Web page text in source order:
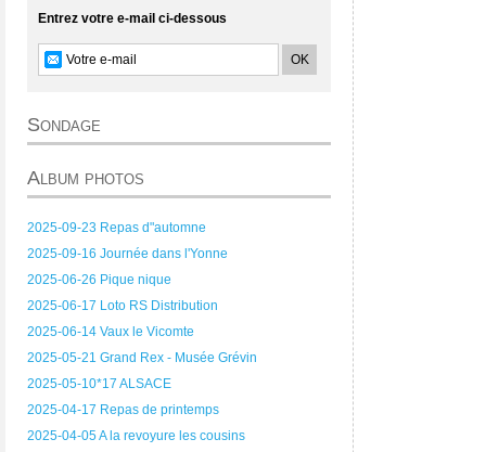
Entrez votre e-mail ci-dessous
Sondage
Album photos
2025-09-23 Repas d"automne
2025-09-16 Journée dans l'Yonne
2025-06-26 Pique nique
2025-06-17 Loto RS Distribution
2025-06-14 Vaux le Vicomte
2025-05-21 Grand Rex - Musée Grévin
2025-05-10*17 ALSACE
2025-04-17 Repas de printemps
2025-04-05 A la revoyure les cousins